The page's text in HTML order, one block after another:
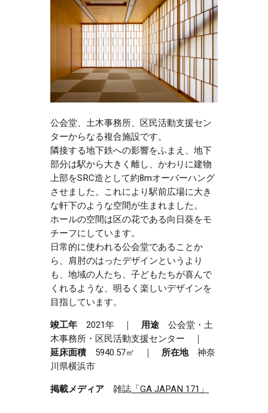
公会堂、土木事務所、区民活動支援セン
ターからなる複合施設です。
隣接する地下鉄への影響をふまえ、地下
部分は駅から大きく離し、かわりに建物
上部をSRC造として約8mオーバーハング
させました。これにより駅前広場に大き
な軒下のような空間が生まれました。
ホールの空間は区の花である向日葵をモ
チーフにしています。
日常的に使われる公会堂であることか
ら、肩肘のはったデザインというより
も、地域の人たち、子どもたちが喜んで
くれるような、明るく楽しいデザインを
目指しています。
竣工年 2021年 ｜ 用途 公会堂・土
木事務所・区民活動支援センター ｜
延床面積5940.57㎡ ｜ 所在地神奈
川県横浜市
掲載メディア 雑誌 「GA JAPAN 171」